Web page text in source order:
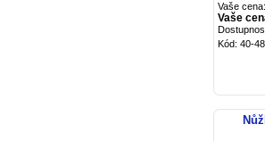
Vaše
Vaše
Kód: 40-